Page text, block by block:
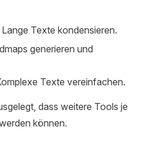
Texte kondensieren.
generieren und
Texte vereinfachen.
dass weitere Tools je
können.